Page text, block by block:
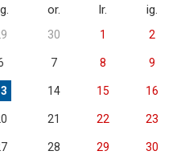
or. lr. ig.
30 1 2
7 8 9
14 15 16
21 22 23
28 29 30